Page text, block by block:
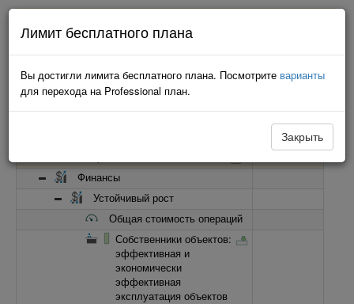
восстановления соединения.
Минималистский
Прогресс
Финансы
Устойчивый рост
Общая стоимость операций
Собственники объектов:
эффективная и
экономически
эффективная
эксплуатация объектов
Лимит бесплатного плана
Вы достигли лимита бесплатного плана. Посмотрите варианты
для перехода на Professional план.
Закрыть